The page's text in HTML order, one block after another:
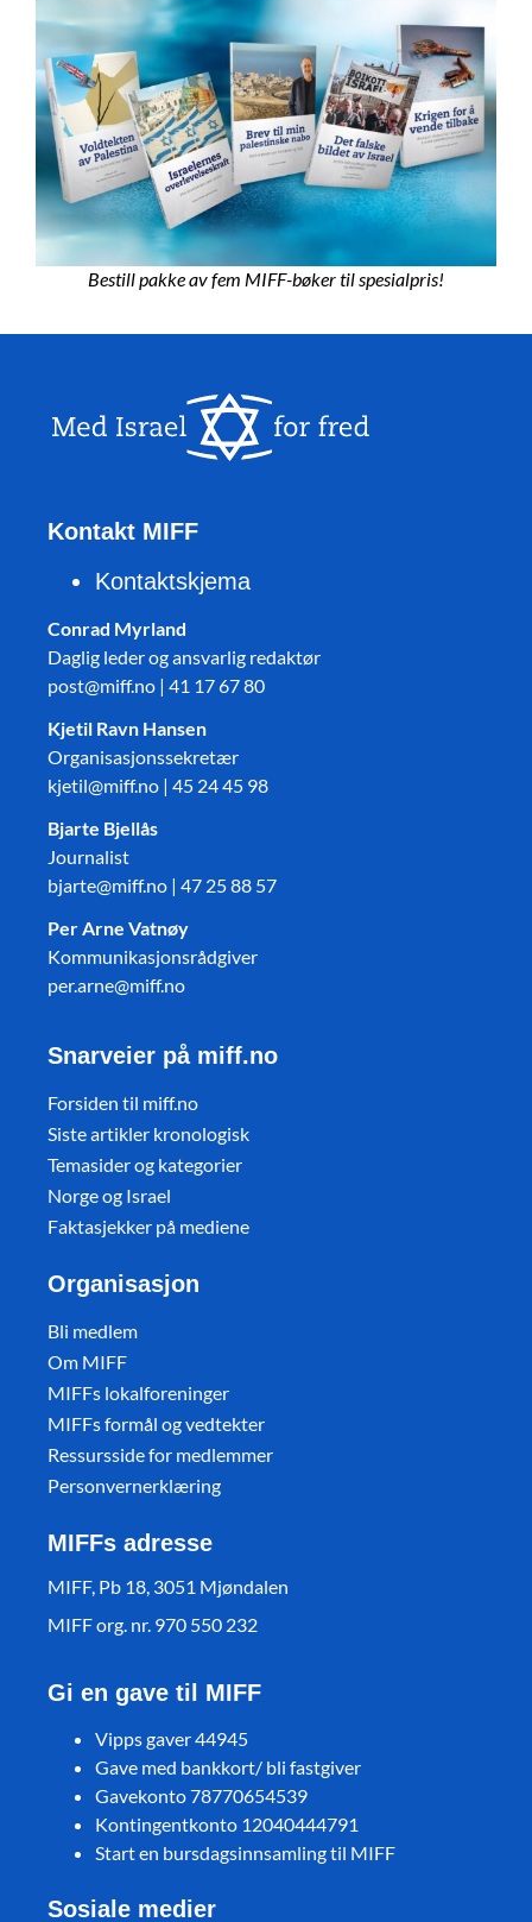
Bestill pakke av fem MIFF-bøker til spesialpris!
Kontakt MIFF
Kontaktskjema
Conrad Myrland
Daglig leder og ansvarlig redaktør
post@miff.no | 41 17 67 80
Kjetil Ravn Hansen
Organisasjonssekretær
kjetil@miff.no | 45 24 45 98
Bjarte Bjellås
Journalist
bjarte@miff.no | 47 25 88 57
Per Arne Vatnøy
Kommunikasjonsrådgiver
per.arne@miff.no
Snarveier på miff.no
Forsiden til miff.no
Siste artikler kronologisk
Temasider og kategorier
Norge og Israel
Faktasjekker på mediene
Organisasjon
Bli medlem
Om MIFF
MIFFs lokalforeninger
MIFFs formål og vedtekter
Ressursside for medlemmer
Personvernerklæring
MIFFs adresse
MIFF, Pb 18, 3051 Mjøndalen
MIFF org. nr. 970 550 232
Gi en gave til MIFF
Vipps gaver 44945
Gave med bankkort/ bli fastgiver
Gavekonto 78770654539
Kontingentkonto 12040444791
Start en bursdagsinnsamling til MIFF
Sosiale medier